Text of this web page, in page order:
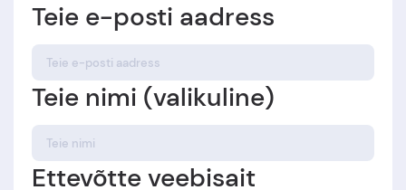
Teie e-posti aadress
Teie nimi (valikuline)
Ettevõtte veebisait